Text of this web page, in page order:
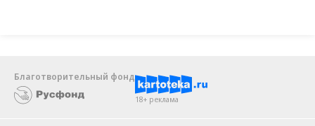
Благотворительный фонд
18+ реклама